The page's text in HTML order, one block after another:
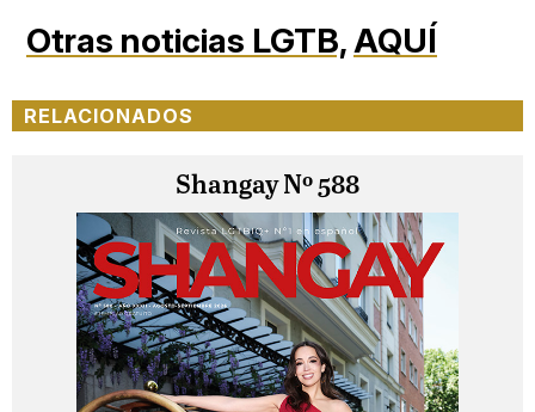
Otras noticias LGTB,AQUÍ
RELACIONADOS
Shangay Nº 588